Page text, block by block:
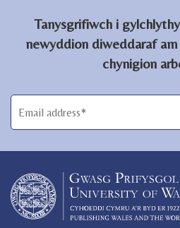
Tanysgrifiwch i
newyddion diweddaraf
chynigion